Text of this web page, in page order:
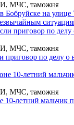
МЧС, таможня
на улице
МЧС, таможня
приговор по делу о
МЧС, таможня
10-летний мальчик